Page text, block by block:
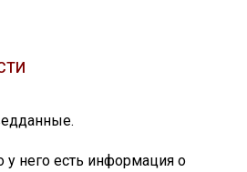
у него есть информация о